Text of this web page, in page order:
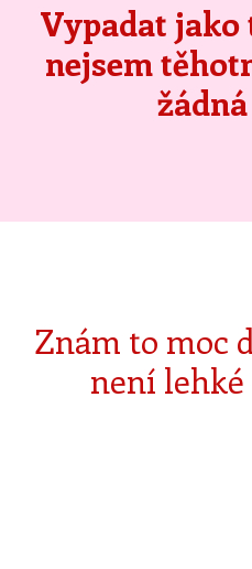
Vypadat jako
nejsem
Znám to moc
není